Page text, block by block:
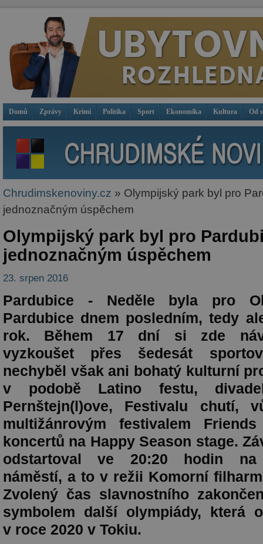
Domů Zprávy Krimi Politika Sport Ekonomika Kultura Od
Chrudimskenoviny.cz » Olympijský park byl pro
jednoznačným úspěchem
Olympijský park byl pro
jednoznačným úspěchem
23. srpen 2016
Pardubice - Neděle byla pro
Pardubice dnem posledním, tedy
rok. Během 17 dní si zde
vyzkoušet přes šedesát
nechyběl však ani bohatý kulturní
v podobě Latino festu,
Pernštejn(l)ove, Festivalu chutí,
multižánrovým festivalem
koncertů na Happy Season stage.
odstartoval ve 20:20 hodin na
náměstí, a to v režii Komorní
Zvolený čas slavnostního
symbolem další olympiády, která
v roce 2020 v Tokiu.